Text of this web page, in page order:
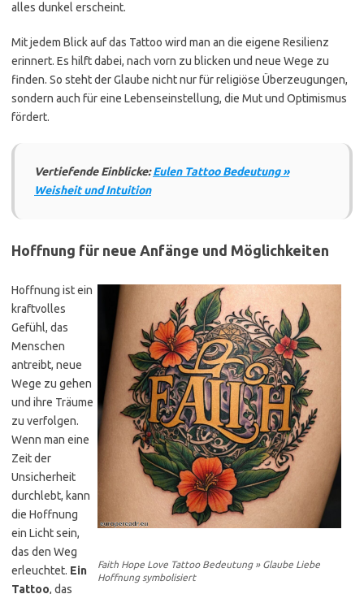
alles dunkel erscheint.
Mit jedem Blick auf das Tattoo wird man an die eigene Resilienz
erinnert. Es hilft dabei, nach vorn zu blicken und neue Wege zu
finden. So steht der Glaube nicht nur für religiöse Überzeugungen,
sondern auch für eine Lebenseinstellung, die Mut und Optimismus
fördert.
Vertiefende Einblicke:Eulen Tattoo Bedeutung »
Weisheit und Intuition
Hoffnung für neue Anfänge und Möglichkeiten
Faith Hope Love Tattoo Bedeutung » Glaube Liebe
Hoffnung symbolisiert
Hoffnung ist ein
kraftvolles
Gefühl, das
Menschen
antreibt, neue
Wege zu gehen
und ihre Träume
zu verfolgen.
Wenn man eine
Zeit der
Unsicherheit
durchlebt, kann
die Hoffnung
ein Licht sein,
das den Weg
erleuchtet. Ein
Tattoo, das